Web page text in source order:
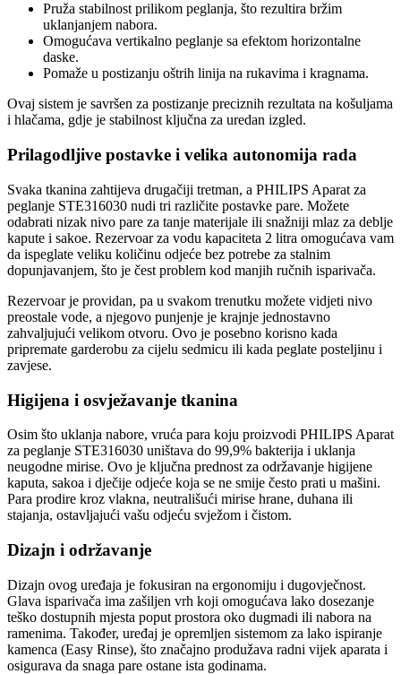
Pruža stabilnost prilikom peglanja, što rezultira bržim
uklanjanjem nabora.
Omogućava vertikalno peglanje sa efektom horizontalne
daske.
Pomaže u postizanju oštrih linija na rukavima i kragnama.
Ovaj sistem je savršen za postizanje preciznih rezultata na košuljama
i hlačama, gdje je stabilnost ključna za uredan izgled.
Prilagodljive postavke i velika autonomija rada
Svaka tkanina zahtijeva drugačiji tretman, a PHILIPS Aparat za
peglanje STE316030 nudi tri različite postavke pare. Možete
odabrati nizak nivo pare za tanje materijale ili snažniji mlaz za deblje
kapute i sakoe. Rezervoar za vodu kapaciteta 2 litra omogućava vam
da ispeglate veliku količinu odjeće bez potrebe za stalnim
dopunjavanjem, što je čest problem kod manjih ručnih isparivača.
Rezervoar je providan, pa u svakom trenutku možete vidjeti nivo
preostale vode, a njegovo punjenje je krajnje jednostavno
zahvaljujući velikom otvoru. Ovo je posebno korisno kada
pripremate garderobu za cijelu sedmicu ili kada peglate posteljinu i
zavjese.
Higijena i osvježavanje tkanina
Osim što uklanja nabore, vruća para koju proizvodi PHILIPS Aparat
za peglanje STE316030 uništava do 99,9% bakterija i uklanja
neugodne mirise. Ovo je ključna prednost za održavanje higijene
kaputa, sakoa i dječije odjeće koja se ne smije često prati u mašini.
Para prodire kroz vlakna, neutrališući mirise hrane, duhana ili
stajanja, ostavljajući vašu odjeću svježom i čistom.
Dizajn i održavanje
Dizajn ovog uređaja je fokusiran na ergonomiju i dugovječnost.
Glava isparivača ima zašiljen vrh koji omogućava lako dosezanje
teško dostupnih mjesta poput prostora oko dugmadi ili nabora na
ramenima. Također, uređaj je opremljen sistemom za lako ispiranje
kamenca (Easy Rinse), što značajno produžava radni vijek aparata i
osigurava da snaga pare ostane ista godinama.